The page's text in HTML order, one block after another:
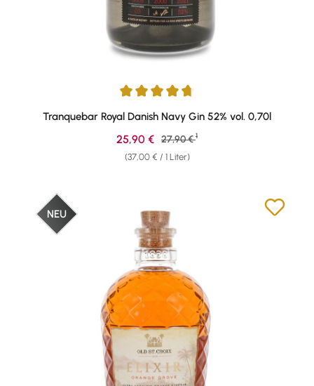
Durchschnittliche Bewertung von 4.8 von 5 Sternen
Tranquebar Royal Danish Navy Gin 52% vol. 0,70l
(37,00 € / 1 Liter)
Verkaufspreis:
25,90 € Regulärer Preis:
27,90 € 1
NEU